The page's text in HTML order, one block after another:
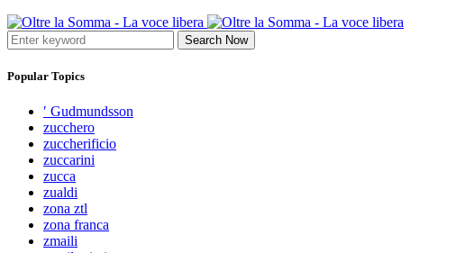
Search Now
Popular Topics
′ Gudmundsson
zucchero
zuccherificio
zuccarini
zucca
zualdi
zona ztl
zona franca
zmaili